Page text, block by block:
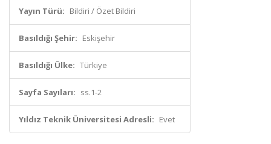
Yayın Türü: Bildiri / Özet Bildiri
Basıldığı Şehir: Eskişehir
Basıldığı Ülke: Türkiye
Sayfa Sayıları: ss.1-2
Yıldız Teknik Üniversitesi Adresli: Evet